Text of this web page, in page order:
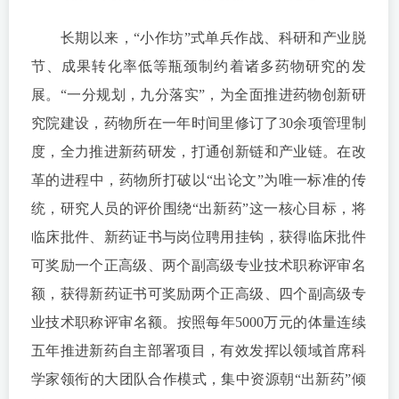
长期以来，“小作坊”式单兵作战、科研和产业脱
节、成果转化率低等瓶颈制约着诸多药物研究的发
展。“一分规划，九分落实”，为全面推进药物创新研
究院建设，药物所在一年时间里修订了30余项管理制
度，全力推进新药研发，打通创新链和产业链。在改
革的进程中，药物所打破以“出论文”为唯一标准的传
统，研究人员的评价围绕“出新药”这一核心目标，将
临床批件、新药证书与岗位聘用挂钩，获得临床批件
可奖励一个正高级、两个副高级专业技术职称评审名
额，获得新药证书可奖励两个正高级、四个副高级专
业技术职称评审名额。按照每年5000万元的体量连续
五年推进新药自主部署项目，有效发挥以领域首席科
学家领衔的大团队合作模式，集中资源朝“出新药”倾